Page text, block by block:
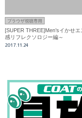
ブラウザ視聴専用
[SUPER THREE]Men’sイかせ
感リフレクソロジー編～
2017.11.24